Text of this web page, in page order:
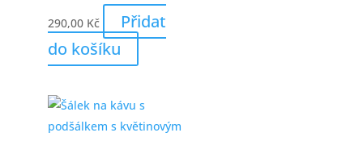
290,00 Kč
Přidat
do košíku